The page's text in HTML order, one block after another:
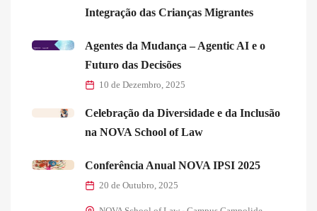
Integração das Crianças Migrantes
Agentes da Mudança – Agentic AI e o
Futuro das Decisões
10 de Dezembro, 2025
Celebração da Diversidade e da Inclusão
na NOVA School of Law
Conferência Anual NOVA IPSI 2025
20 de Outubro, 2025